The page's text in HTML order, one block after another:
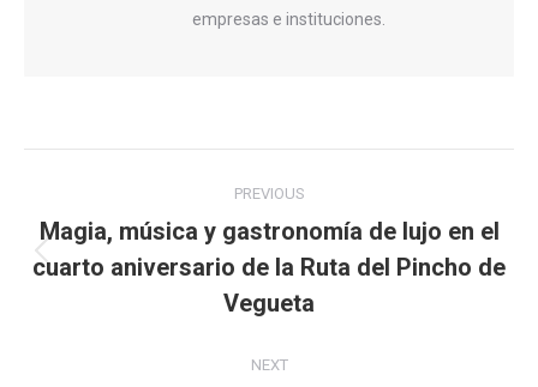
empresas e instituciones.
navigation
PREVIOUS
Previous
post:
Magia, música y gastronomía de lujo en el
cuarto aniversario de la Ruta del Pincho de
Vegueta
NEXT